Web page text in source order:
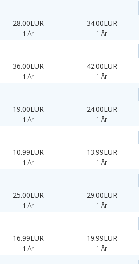
28.00EUR
1 År
34.00EUR
1 År
36.00EUR
1 År
42.00EUR
1 År
19.00EUR
1 År
24.00EUR
1 År
10.99EUR
1 År
13.99EUR
1 År
25.00EUR
1 År
29.00EUR
1 År
16.99EUR
1 År
19.99EUR
1 År